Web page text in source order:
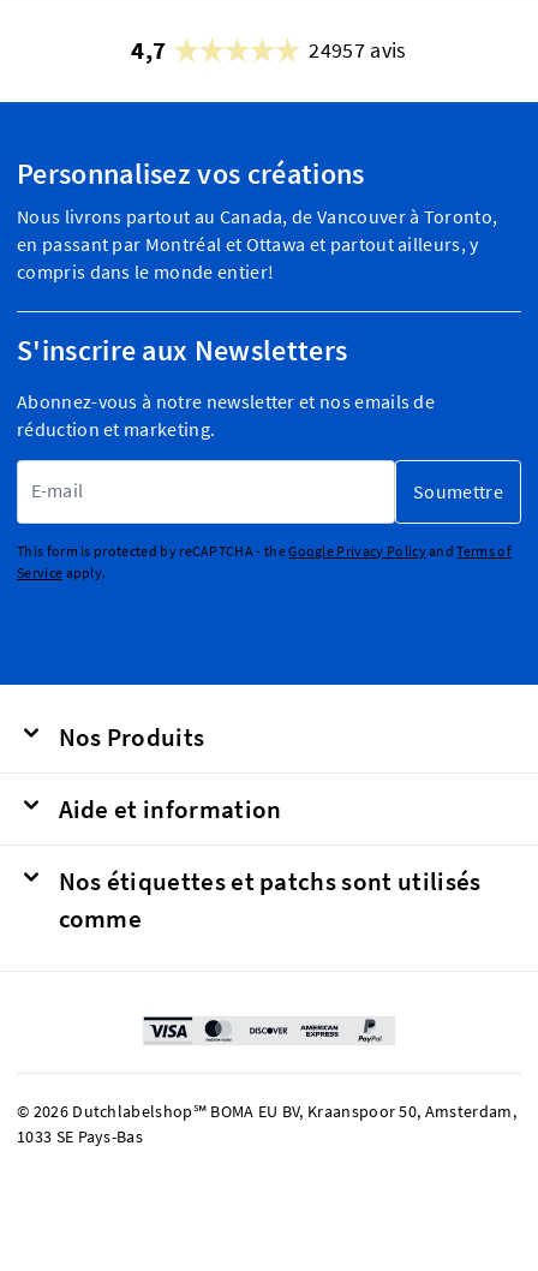
4,7 24957 avis
Personnalisez vos créations
Nous livrons partout au Canada, de Vancouver à Toronto,
en passant par Montréal et Ottawa et partout ailleurs, y
compris dans le monde entier!
S'inscrire aux Newsletters
Abonnez-vous à notre newsletter et nos emails de
réduction et marketing.
Soumettre
This form is protected by reCAPTCHA - theGoogle Privacy PolicyandTerms of
Service apply.
Nos Produits
Aide et information
Nos étiquettes et patchs sont utilisés
comme
© 2026 Dutchlabelshop℠ BOMA EU BV, Kraanspoor 50, Amsterdam,
1033 SE Pays-Bas